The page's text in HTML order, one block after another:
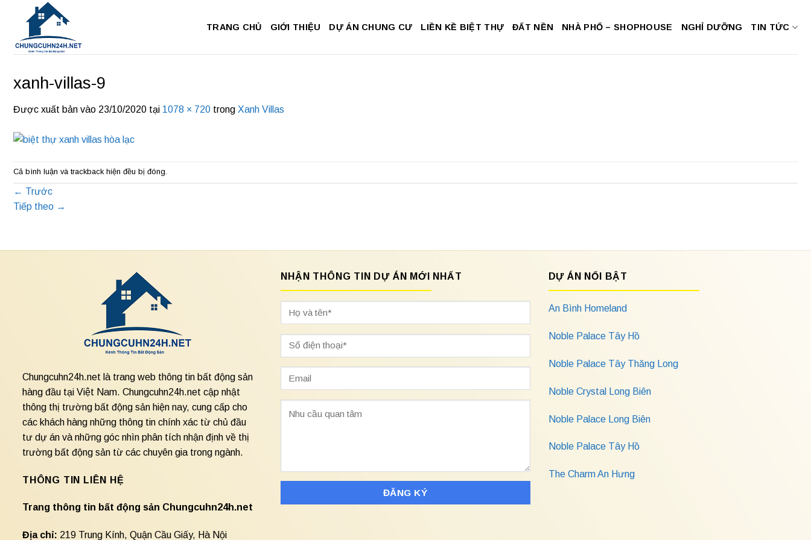
dung
TRANG CHỦ GIỚI THIỆU DỰ ÁN CHUNG CƯ LIỀN KỀ BIỆT THỰ ĐẤT NỀN NHÀ PHỐ – SHOPHOUSE NGHỈ DƯỠNG TIN TỨC
xanh-villas-9
Được xuất bản vào 23/10/2020 tại 1078 × 720 trong Xanh Villas
Cả bình luận và trackback hiện đều bị đóng.
← Trước
Tiếp theo →
Chungcuhn24h.net là trang web thông tin bất động sản
hàng đầu tại Việt Nam. Chungcuhn24h.net cập nhật
thông thị trường bất động sản hiện nay, cung cấp cho
các khách hàng những thông tin chính xác từ chủ đầu
tư dự án và những góc nhìn phân tích nhận định về thị
trường bất động sản từ các chuyên gia trong ngành.
THÔNG TIN LIÊN HỆ
Trang thông tin bất động sản Chungcuhn24h.net
Địa chỉ: 219 Trung Kính, Quận Cầu Giấy, Hà Nội
NHẬN THÔNG TIN DỰ ÁN MỚI NHẤT DỰ ÁN NỔI BẬT
An Bình Homeland
Noble Palace Tây Hồ
Noble Palace Tây Thăng Long
Noble Crystal Long Biên
Noble Palace Long Biên
Noble Palace Tây Hồ
The Charm An Hưng